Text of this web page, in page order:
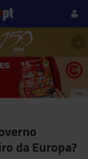
×
PUB
da Europa?